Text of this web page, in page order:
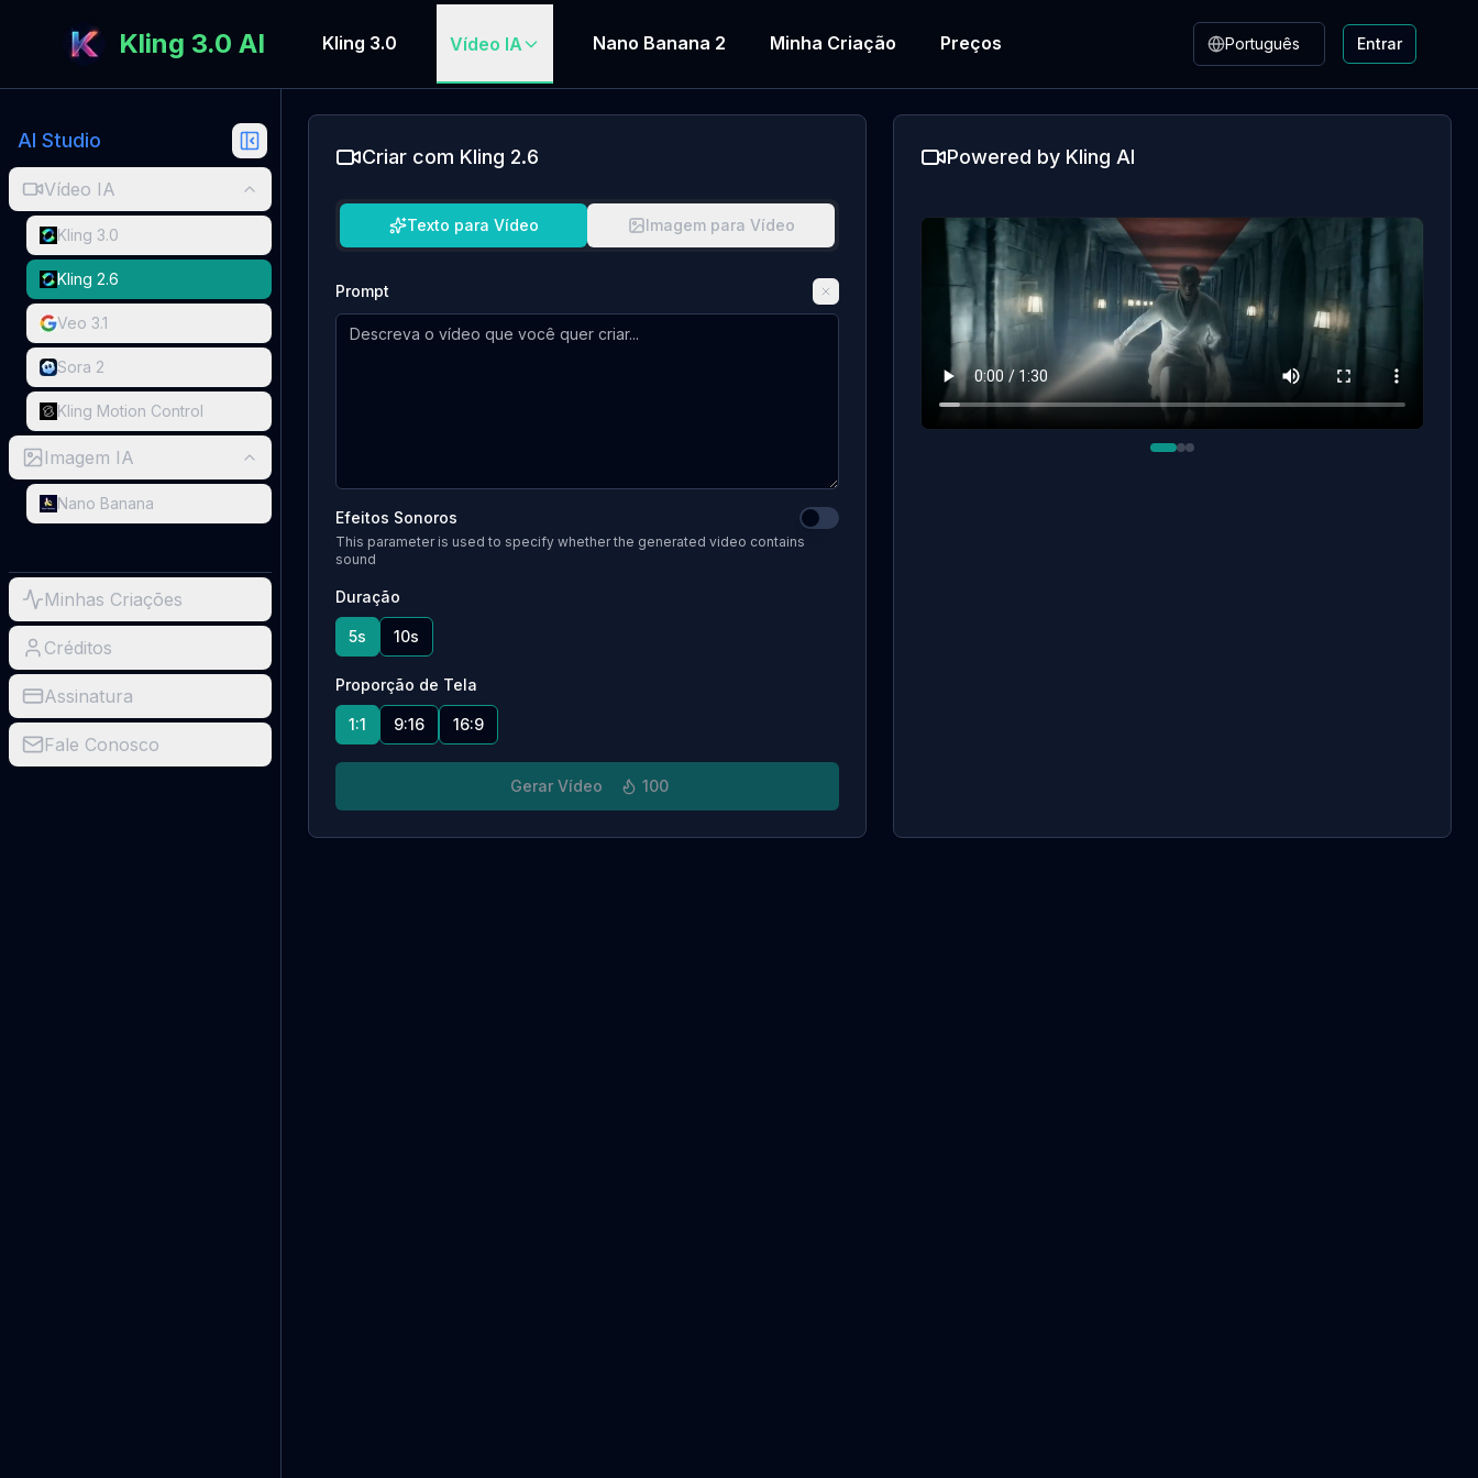
Kling 3.0 AI Kling 3.0 Vídeo IA Nano Banana 2 Minha Criação Preços Change language
Português Entrar
AI Studio
Vídeo IA
Kling 3.0
Kling 2.6
Veo 3.1
Sora 2
Kling Motion Control
Imagem IA
Nano Banana
Minhas Criações
Créditos
Assinatura
Fale Conosco
Criar com Kling 2.6
Texto para Vídeo Imagem para Vídeo
Prompt
Efeitos Sonoros
This parameter is used to specify whether the generated video contains
sound
Duração
5s 10s
Proporção de Tela
1:1 9:16 16:9
Gerar Vídeo 100
Powered by Kling AI